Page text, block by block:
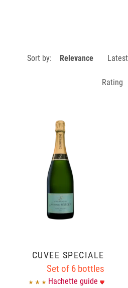
Sort by: Relevance Latest
Rating
CUVÉE SPÉCIALE
Set of 6 bottles
Hachette guide